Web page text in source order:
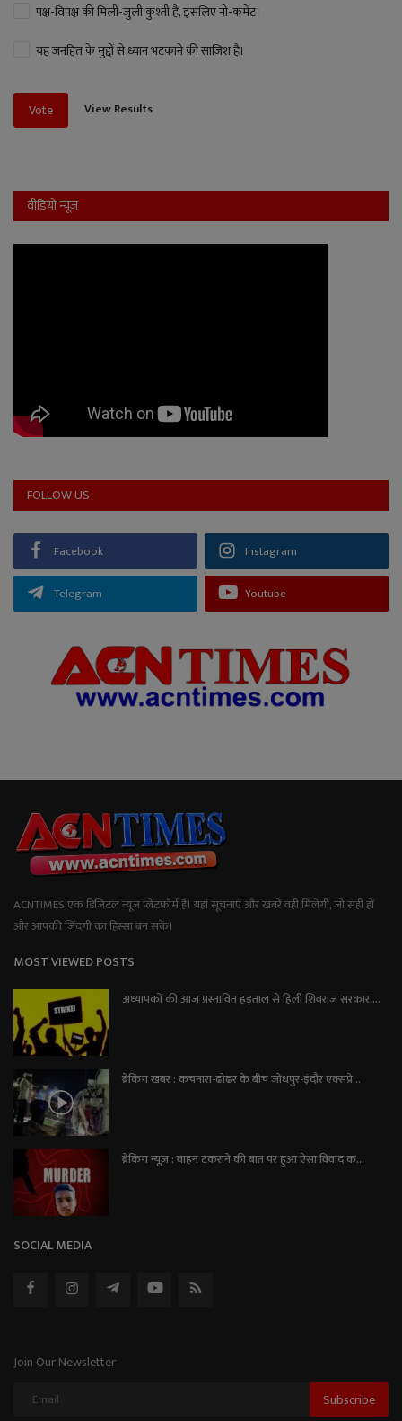
पक्ष-विपक्ष की मिली-जुली कुश्ती है, इसलिए नो-कमेंट।
यह जनहित के मुद्दों से ध्यान भटकाने की साजिश है।
Vote View Results
वीडियो न्यूज
FOLLOW US
Facebook Instagram
Telegram Youtube
ACNTIMES एक डिजिटल न्यूज प्लेटफॉर्म है। यहां सूचनाएं और खबरें वही मिलेंगी, जो सही हों
और आपकी जिंदगी का हिस्सा बन सकें।
MOST VIEWED POSTS
अध्यापकों की आज प्रस्तावित हड़ताल से हिली शिवराज सरकार,...
ब्रेकिंग खबर : कचनारा-ढोढर के बीच जोधपुर-इंदौर एक्सप्रे...
ब्रेकिंग न्यूज़ : वाहन टकराने की बात पर हुआ ऐसा विवाद क...
SOCIAL MEDIA
Join Our Newsletter
Subscribe